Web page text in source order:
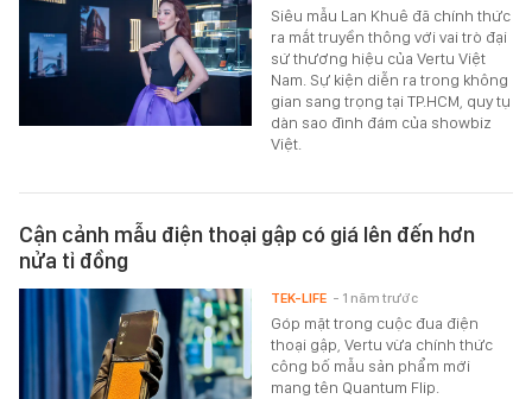
Siêu mẫu Lan Khuê đã chính thức
ra mắt truyền thông với vai trò đại
sứ thương hiệu của Vertu Việt
Nam. Sự kiện diễn ra trong không
gian sang trọng tại TP.HCM, quy tụ
dàn sao đình đám của showbiz
Việt.
Cận cảnh mẫu điện thoại gập có giá lên đến hơn
nửa tỉ đồng
Góp mặt trong cuộc đua điện
thoại gập, Vertu vừa chính thức
công bố mẫu sản phẩm mới
mang tên Quantum Flip.
TEK-LIFE - 1 năm trước